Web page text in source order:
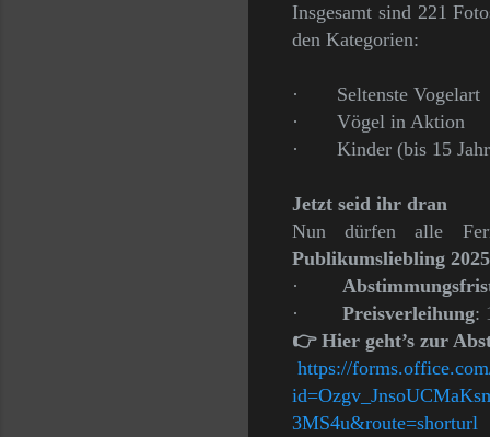
Insgesamt sind 221
den Kategorien:
·
Seltenste Vogelart
·
Vögel in Aktion
·
Kinder (bis 15
Jetzt seid ihr dran
Nun dürfen alle
Publikumsliebling 2025
·
·
Preisverleihung:
👉Hier geht’s zur
https://
3MS4u&route=shorturl